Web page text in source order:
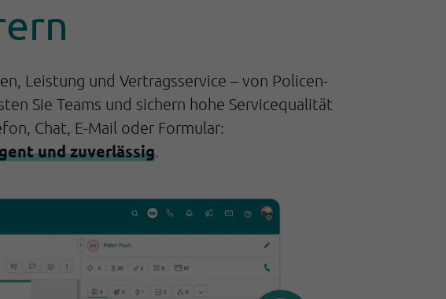
Leistung und Vertragsservice – von Policen-
Sie Teams und sichern hohe Servicequalität
Chat, E-Mail oder Formular:
und zuverlässig.